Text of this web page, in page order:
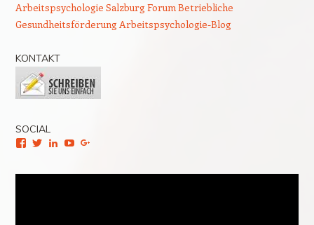
Arbeitspsychologie Salzburg Forum Betriebliche
Gesundheitsförderung Arbeitspsychologie-Blog
KONTAKT
SOCIAL
Facebook
TwitterLinkedIn
YouTube